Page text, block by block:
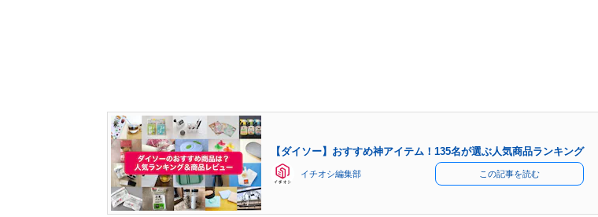
【ダイソー】おすすめ神アイテム！135名が選ぶ人気商品ランキング
イチオシ編集部 この記事を読む